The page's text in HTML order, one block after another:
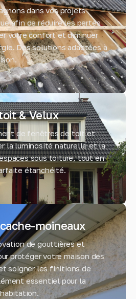
dans vos projets
afin de réduire les pertes
votre confort et diminuer
Des solutions adaptées à
& Velux
de fenêtres de toit et
la luminosité naturelle et la
sous toiture, tout en
étanchéité.
moineaux
de gouttières et
protéger votre maison des
soigner les finitions de
essentiel pour la